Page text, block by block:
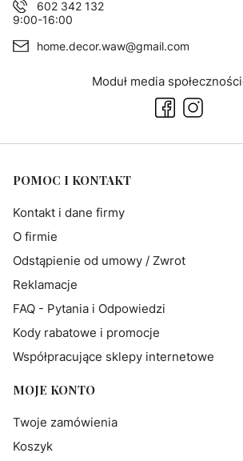
602 342 132
9:00-16:00
home.decor.waw@gmail.com
Moduł media
Linki w stopce
POMOC I KONTAKT
Kontakt i dane firmy
O firmie
Odstąpienie od umowy / Zwrot
Reklamacje
FAQ - Pytania i Odpowiedzi
Kody rabatowe i promocje
Współpracujące sklepy internetowe
MOJE KONTO
Twoje zamówienia
Koszyk